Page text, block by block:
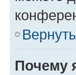
Почему